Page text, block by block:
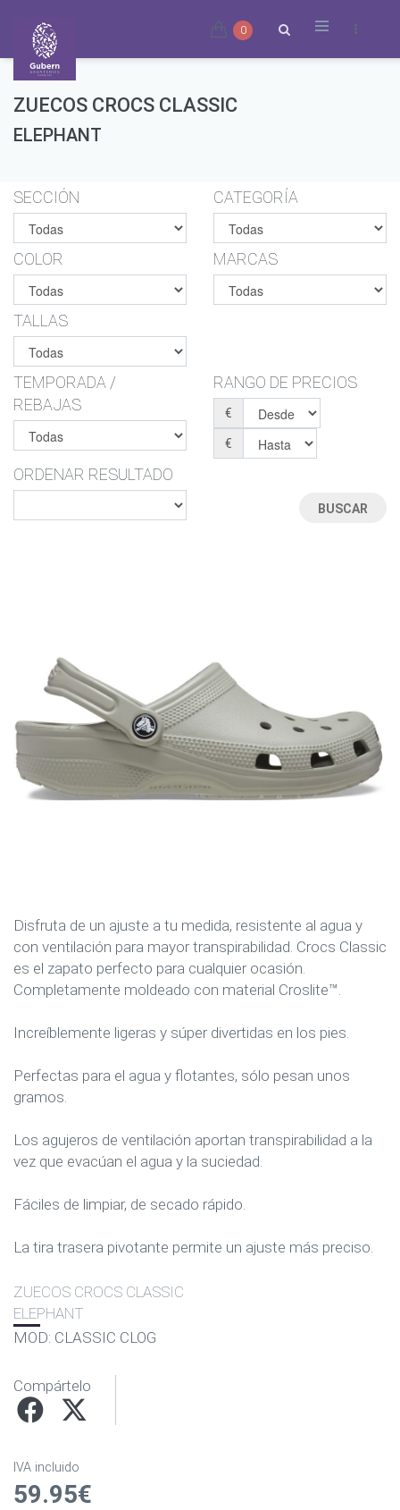
0
ZUECOS CROCS CLASSIC
ELEPHANT
SECCIÓN CATEGORÍA
COLOR MARCAS
TALLAS
TEMPORADA /
REBAJAS
RANGO DE PRECIOS
€
€
ORDENAR RESULTADO
Disfruta de un ajuste a tu medida, resistente al agua y
con ventilación para mayor transpirabilidad. Crocs Classic
es el zapato perfecto para cualquier ocasión.
Completamente moldeado con material Croslite™.
Increíblemente ligeras y súper divertidas en los pies.
Perfectas para el agua y flotantes, sólo pesan unos
gramos.
Los agujeros de ventilación aportan transpirabilidad a la
vez que evacúan el agua y la suciedad.
Fáciles de limpiar, de secado rápido.
La tira trasera pivotante permite un ajuste más preciso.
ZUECOS CROCS CLASSIC
ELEPHANT
MOD: CLASSIC CLOG
Compártelo
IVA incluido
59.95€